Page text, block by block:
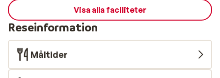
Visa alla faciliteter
Reseinformation
Måltider